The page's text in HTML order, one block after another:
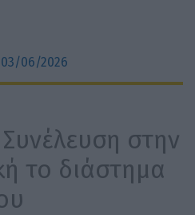
03/06/2026
στην
το διάστημα